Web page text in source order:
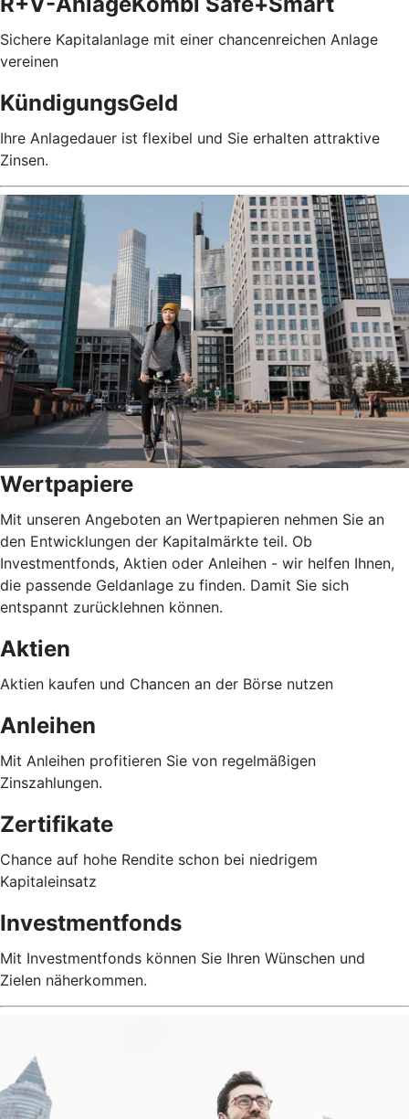
Sichere Kapitalanlage mit einer chancenreichen Anlage
vereinen
KündigungsGeld
Ihre Anlagedauer ist flexibel und Sie erhalten attraktive
Zinsen.
Wertpapiere
Mit unseren Angeboten an Wertpapieren nehmen Sie an
den Entwicklungen der Kapitalmärkte teil. Ob
Investmentfonds, Aktien oder Anleihen - wir helfen Ihnen,
die passende Geldanlage zu finden. Damit Sie sich
entspannt zurücklehnen können.
Aktien
Aktien kaufen und Chancen an der Börse nutzen
Anleihen
Mit Anleihen profitieren Sie von regelmäßigen
Zinszahlungen.
Zertifikate
Chance auf hohe Rendite schon bei niedrigem
Kapitaleinsatz
Investmentfonds
Mit Investmentfonds können Sie Ihren Wünschen und
Zielen näherkommen.